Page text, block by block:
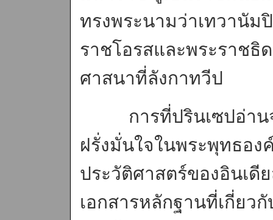
ทรงพระนามว่าเทวานัม
ราชโอรสและพระราชธิ
ศาสนาที่ลังกาทวีป
การที่ปรินเซปอ่านจ
ฝรั่งมั่นใจในพระพุทธอง
ประวัติศาสตร์ของอินเ
เอกสารหลักฐานที่เกี่ย